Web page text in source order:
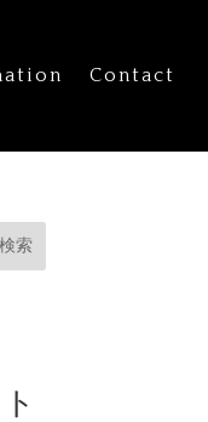
Contact
検索